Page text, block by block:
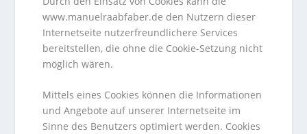
www.manuelraabfaber.de den Nutzern dieser
Internetseite nutzerfreundlichere Services
bereitstellen, die ohne die Cookie-Setzung nicht
möglich wären.
Mittels eines Cookies können die Informationen
und Angebote auf unserer Internetseite im
Sinne des Benutzers optimiert werden. Cookies